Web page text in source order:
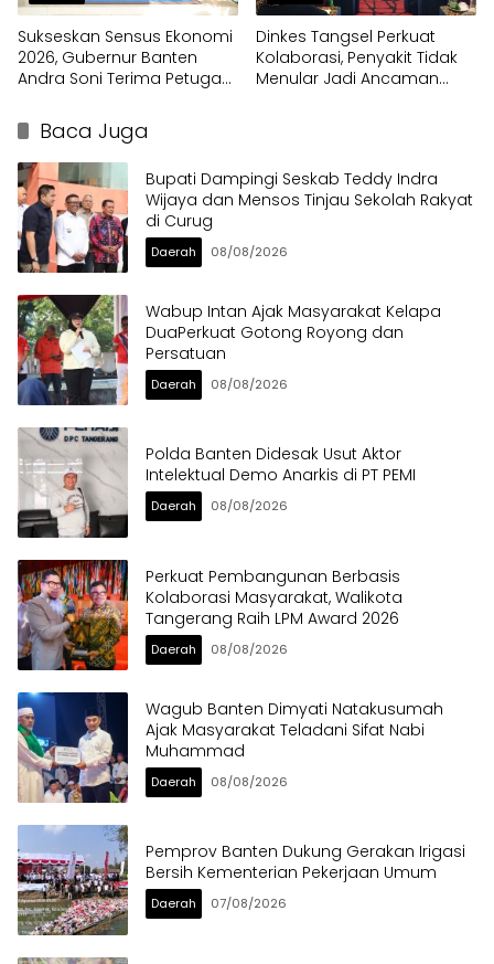
Sukseskan Sensus Ekonomi
2026, Gubernur Banten
Andra Soni Terima Petugas
Dinkes Tangsel Perkuat
Kolaborasi, Penyakit Tidak
Menular Jadi Ancaman
Baca Juga
Bupati Dampingi Seskab Teddy Indra
Wijaya dan Mensos Tinjau Sekolah Rakyat
di Curug
Daerah 08/08/2026
Wabup Intan Ajak Masyarakat Kelapa
DuaPerkuat Gotong Royong dan
Persatuan
Daerah 08/08/2026
Polda Banten Didesak Usut Aktor
Intelektual Demo Anarkis di PT PEMI
Daerah 08/08/2026
Perkuat Pembangunan Berbasis
Kolaborasi Masyarakat, Walikota
Tangerang Raih LPM Award 2026
Daerah 08/08/2026
Wagub Banten Dimyati Natakusumah
Ajak Masyarakat Teladani Sifat Nabi
Muhammad
Daerah 08/08/2026
Pemprov Banten Dukung Gerakan Irigasi
Bersih Kementerian Pekerjaan Umum
Daerah 07/08/2026